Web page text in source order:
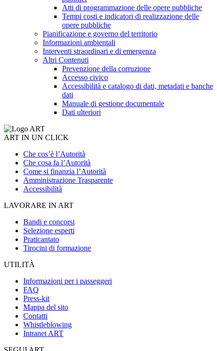
Atti di programmazione delle opere pubbliche
Tempi costi e indicatori di realizzazione delle
opere pubbliche
Pianificazione e governo del territorio
Informazioni ambientali
Interventi straordinari e di emergenza
Altri Contenuti
Prevenzione della corruzione
Accesso civico
Accessibilità e catalogo di dati, metadati e banche
dati
Manuale di gestione documentale
Dati ulteriori
ART IN UN CLICK
Che cos’è l’Autorità
Che cosa fa l’Autorità
Come si finanzia l’Autorità
Amministrazione Trasparente
Accessibilità
LAVORARE IN ART
Bandi e concorsi
Selezione esperti
Praticantato
Tirocini di formazione
UTILITÀ
Informazioni per i passeggeri
FAQ
Press-kit
Mappa del sito
Contatti
Whistleblowing
Intranet ART